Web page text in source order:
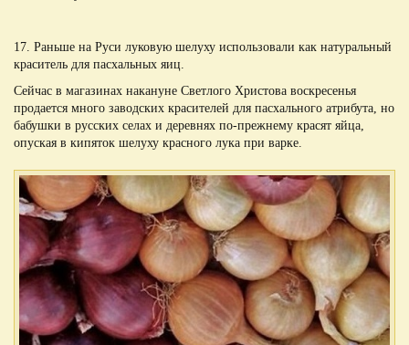
17. Раньше на Руси луковую шелуху использовали как натуральный
краситель для пасхальных яиц.
Сейчас в магазинах накануне Светлого Христова воскресенья
продается много заводских красителей для пасхального атрибута, но
бабушки в русских селах и деревнях по-прежнему красят яйца,
опуская в кипяток шелуху красного лука при варке.